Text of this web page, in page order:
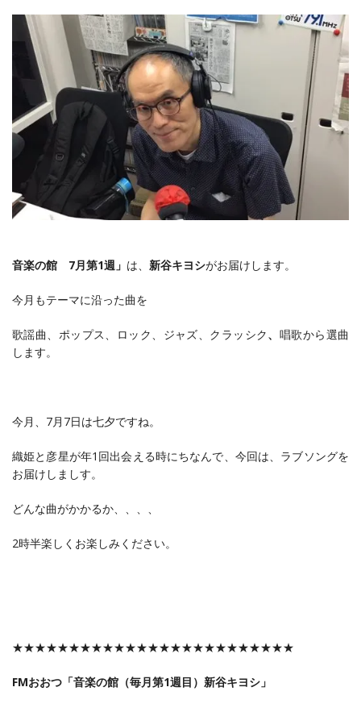
音楽の館 7月第1週」 は、 新谷キヨシがお届けします。
今月もテーマに沿った曲を
歌謡曲、ポップス、ロック、ジャズ、クラッシク、 唱歌から選曲
します。
今月、7月7日は七夕ですね。
織姫と彦星が年1回出会える時にちなんで、今回は、ラブソングを
お届けしましす。
どんな曲がかかるか、、、、
2時半楽しくお楽しみください。
★★★★★★★★★★★★★★★★★★★★★★★★★
FMおおつ「音楽の館（毎月第1週目）新谷キヨシ」